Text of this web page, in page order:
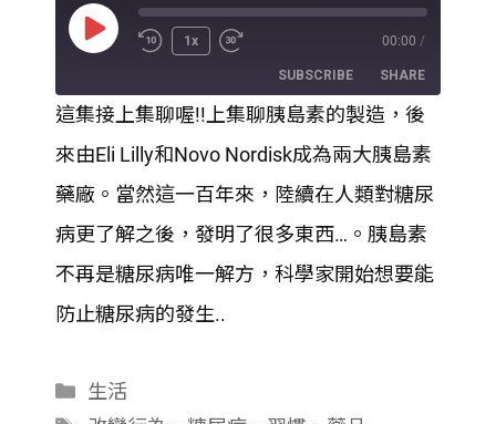
Play
1x 00:00 /
SUBSCRIBE SHARE
RSS FEED
SHARE
LINK
EMBED
這集接上集聊喔!!上集聊胰島素的製造，後
來由Eli Lilly和Novo Nordisk成為兩大胰島素
藥廠。當然這一百年來，陸續在人類對糖尿
病更了解之後，發明了很多東西…。胰島素
不再是糖尿病唯一解方，科學家開始想要能
防止糖尿病的發生..
分
類
生活